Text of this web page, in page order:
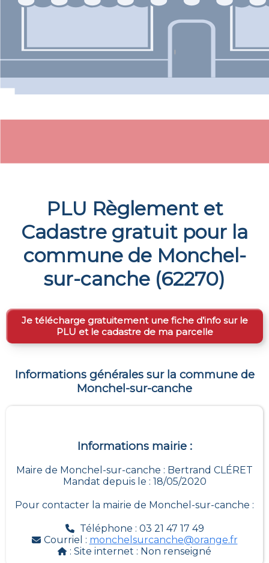
PLU Règlement et
Cadastre gratuit pour la
commune de Monchel-
sur-canche (62270)
Je télécharge gratuitement une fiche d’info sur le
PLU et le cadastre de ma parcelle
Informations générales sur la commune de
Monchel-sur-canche
Informations mairie :
Maire de Monchel-sur-canche : Bertrand CLÉRET
Mandat depuis le : 18/05/2020
Pour contacter la mairie de Monchel-sur-canche :
Téléphone : 03 21 47 17 49
Courriel : monchelsurcanche@orange.fr
: Site internet : Non renseigné